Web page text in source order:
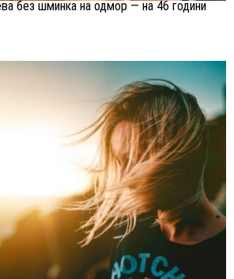
без шминка на одмор — на 46 години